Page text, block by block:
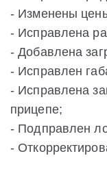
- Изменены
- Исправлена
- Добавлена
- Исправлен
- Исправлена
прицепе;
- Подправлен
-